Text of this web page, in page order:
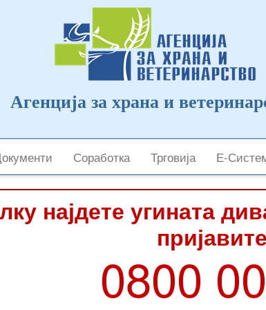
Агенција за храна и
Соработка Трговија Е-
најдете угината
0800